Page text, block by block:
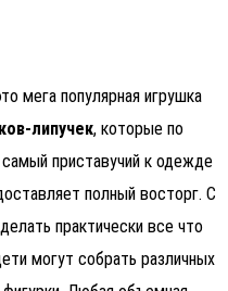
мега популярная игрушка
липучек, которые по
приставучий к одежде
полный восторг. С
практически все что
могут собрать различных